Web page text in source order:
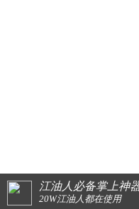
江油人必备掌上神
20W江油人都在使用